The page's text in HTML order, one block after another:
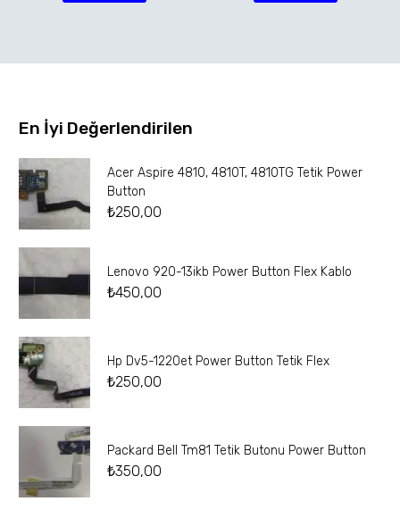
En İyi Değerlendirilen
Acer Aspire 4810, 4810T, 4810TG Tetik Power
Button
₺250,00
Lenovo 920-13ikb Power Button Flex Kablo
₺450,00
Hp Dv5-1220et Power Button Tetik Flex
₺250,00
Packard Bell Tm81 Tetik Butonu Power Button
₺350,00